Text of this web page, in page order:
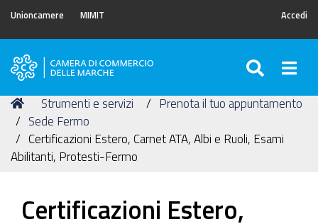
Unioncamere MIMIT Accedi
Camera
Commercio
delle
Marche
Tu
sei
qui:
Home
Strumenti e servizi
Prenota il tuo appuntamento
Sede Fermo
Certificazioni Estero, Carnet ATA, Albi e Ruoli, Esami
Abilitanti, Protesti-Fermo
Certificazioni Estero,